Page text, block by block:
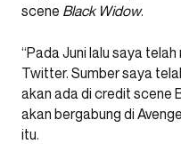
scene Black Widow.
“Pada Juni lalu saya
Twitter. Sumber saya
akan ada di credit scene
akan bergabung di
itu.